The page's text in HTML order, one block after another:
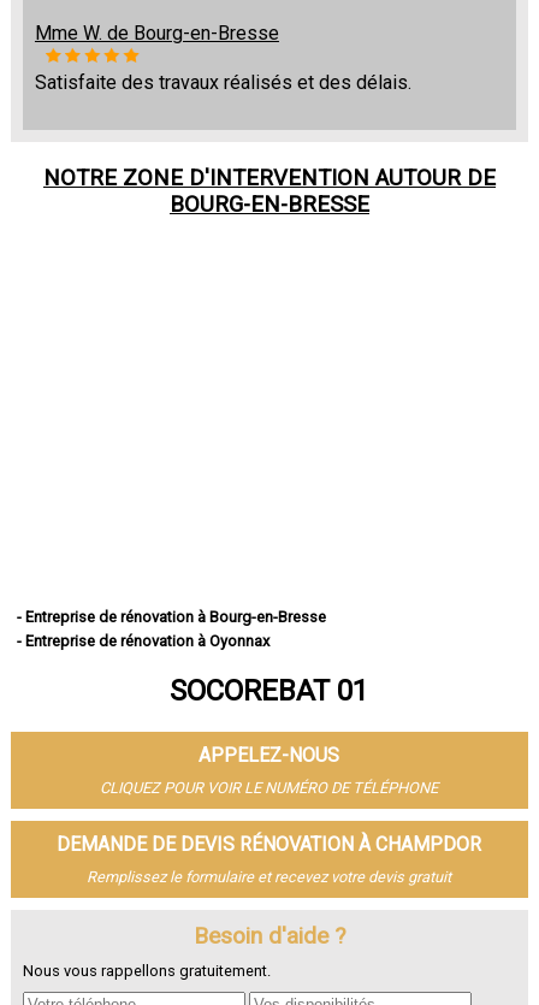
Mme W. de Bourg-en-Bresse
Satisfaite des travaux réalisés et des délais.
NOTRE ZONE D'INTERVENTION AUTOUR DE
BOURG-EN-BRESSE
- Entreprise de rénovation à Bourg-en-Bresse
- Entreprise de rénovation à Oyonnax
- Entreprise de rénovation à Bellegarde-sur-Valserine
- Entreprise de rénovation à Miribel
- Entreprise de rénovation à Belley
- Entreprise de rénovation à Saint-Genis-Pouilly
- Entreprise de rénovation à Divonne-les-Bains
- Entreprise de rénovation à Ferney-Voltaire
- Entreprise de rénovation à Meximieux
- Entreprise de rénovation à Montluel
- Entreprise de rénovation à Lagnieu
- Entreprise de rénovation à Jassans-Riottier
SOCOREBAT 01
APPELEZ-NOUS
CLIQUEZ POUR VOIR LE NUMÉRO DE TÉLÉPHONE
DEMANDE DE DEVIS RÉNOVATION À CHAMPDOR
Remplissez le formulaire et recevez votre devis gratuit
Besoin d'aide ?
Nous vous rappellons gratuitement.